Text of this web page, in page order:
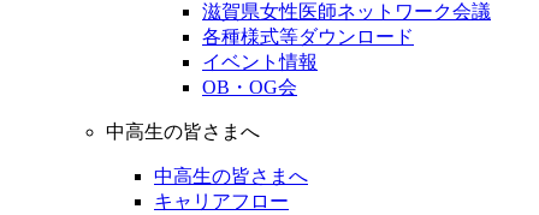
滋賀県女性医師ネットワーク会議
各種様式等ダウンロード
イベント情報
OB・OG会
中高生の皆さまへ
中高生の皆さまへ
キャリアフロー